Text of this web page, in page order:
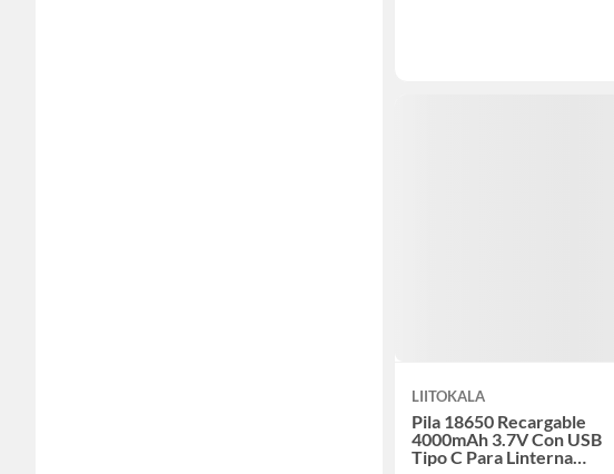
LIITOKALA
Pila 18650 Recargable
4000mAh 3.7V Con USB
Tipo C Para Linterna